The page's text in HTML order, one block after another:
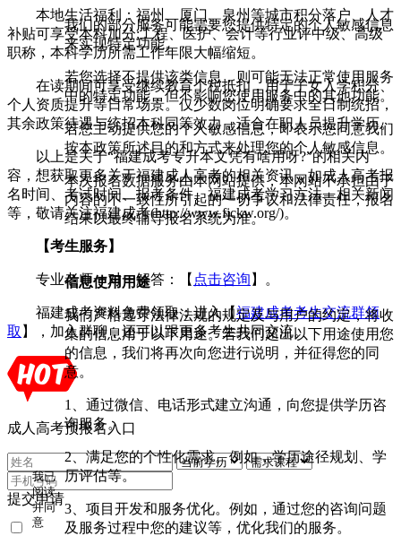
本地生活福利：福州、厦门、泉州等城市积分落户、人才
补贴可享受本科加分;工程、医护、会计等行业评中级、高级
职称，本科学历所需工作年限大幅缩短。
在读期间可享受继续教育个税抵扣，用于子女入学积分、
个人资质提升等日常场景。仅少数岗位明确要求全日制统招，
其余政策待遇与统招本科同等效力，适合在职人员提升学历。
以上是关于“福建成考专升本文凭有啥用呀?”的相关内
容，想获取更多关于福建成人高考的相关资讯，如成人高考报
名时间、考试时间、报考条件、福建成考学习方法、相关新闻
等，敬请关注福建成考(http://www.fjckw.org/)。
【考生服务】
专业老师一对一解答：【 点击咨询 】。
福建成考资料免费领取：进入【福建成考考生交流群领
取 】，加入群聊，还可以跟更多考生共同交流。
成人高考预报名入口
提交申请
我已
阅读
并同
意
我们的部分服务可能需要您提供特定的个人敏感信息
来实现特定功能。
若您选择不提供该类信息，则可能无法正常使用服务
中的特定功能，但不影响您使用服务中的其他功能。
若您主动提供您的个人敏感信息，即表示您同意我们
按本政策所述目的和方式来处理您的个人敏感信息。
本次报名数据服务由本网站提供，本网站不承担由于
内容的不一致性所引起的一切争议和法律责任，报名
结果以最终辅导报名系统为准。
信息使用用途
我们严格遵守法律法规的规定及与用户的约定，将收
集的信息用于以下用途。若我们超出以下用途使用您
的信息，我们将再次向您进行说明，并征得您的同
意。
1、通过微信、电话形式建立沟通，向您提供学历咨
询服务。
2、满足您的个性化需求。例如，学历途径规划、学
历评估等。
3、项目开发和服务优化。例如，通过您的咨询问题
及服务过程中您的建议等，优化我们的服务。